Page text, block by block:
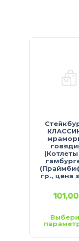
гр., цена
101,00